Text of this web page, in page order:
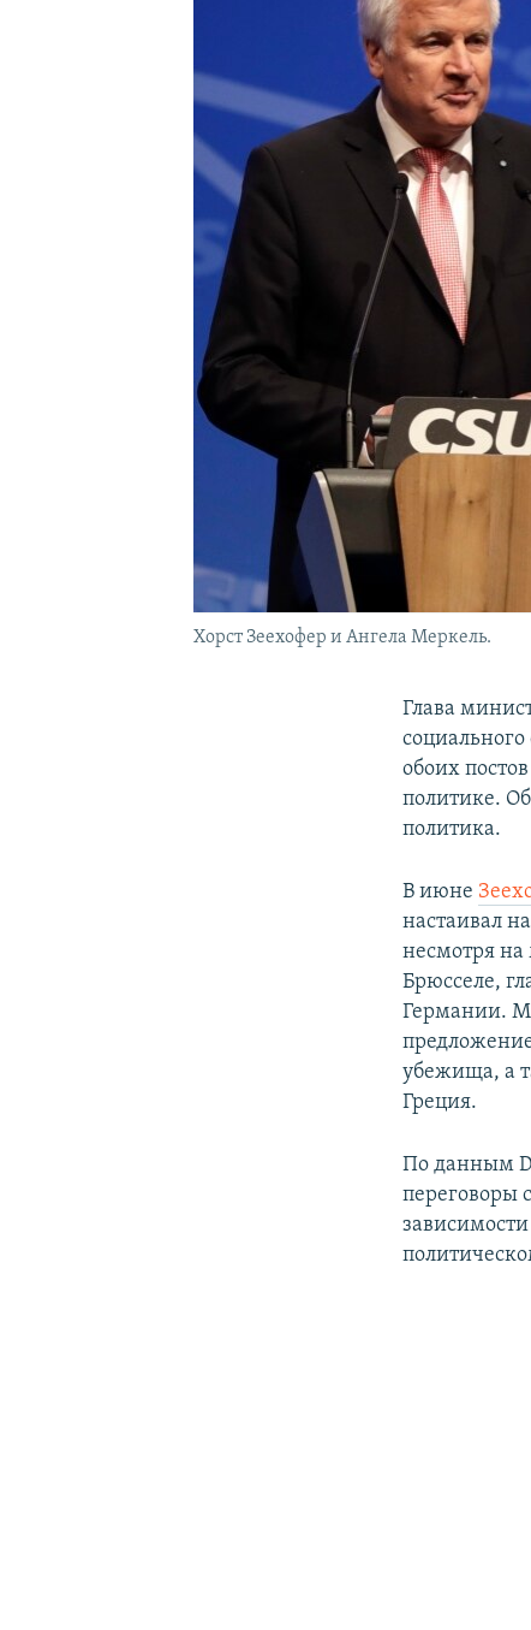
Хорст Зеехофер и Ангела Меркель.
Глава
обоих
политике.
политика.
В июне
настаивал
несмотря
Брюсселе,
Германии.
убежища, а
Греция.
По данным
переговоры